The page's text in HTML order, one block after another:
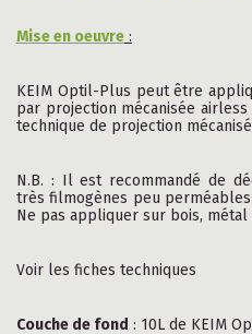
Mise en oeuvre :
KEIM Optil-Plus peut être
par projection mécanisée
technique de projection
N.B. : Il est recommandé de
très filmogènes peu
Ne pas appliquer sur bois,
Voir les fiches techniques
Couche de fond : 10L de KEIM